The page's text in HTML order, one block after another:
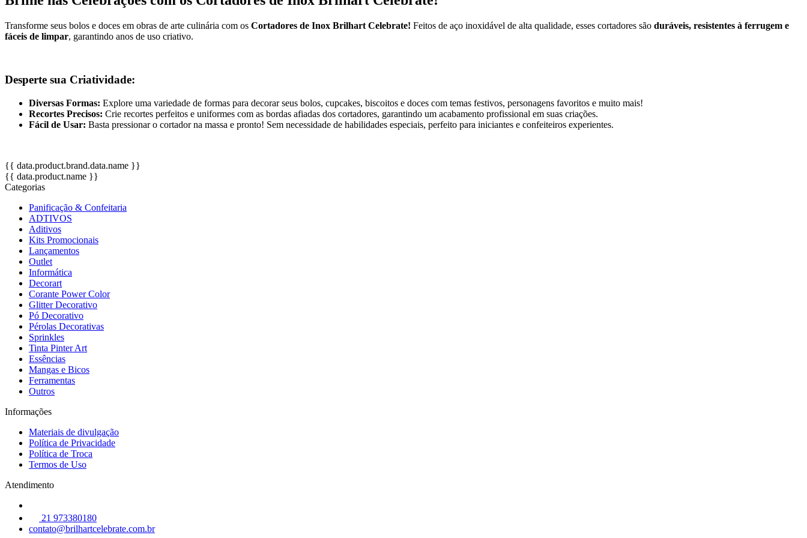
Transforme seus bolos e doces em obras de arte culinária com os Cortadores de Inox Brilhart Celebrate! Feitos de aço inoxidável de alta qualidade, esses cortadores são duráveis, resistentes à ferrugem e
fáceis de limpar, garantindo anos de uso criativo.
Desperte sua Criatividade:
Diversas Formas: Explore uma variedade de formas para decorar seus bolos, cupcakes, biscoitos e doces com temas festivos, personagens favoritos e muito mais!
Recortes Precisos: Crie recortes perfeitos e uniformes com as bordas afiadas dos cortadores, garantindo um acabamento profissional em suas criações.
Fácil de Usar: Basta pressionar o cortador na massa e pronto! Sem necessidade de habilidades especiais, perfeito para iniciantes e confeiteiros experientes.
{{ data.product.brand.data.name }}
{{ data.product.name }}
Categorias
Panificação & Confeitaria
ADTIVOS
Aditivos
Kits Promocionais
Lançamentos
Outlet
Informática
Decorart
Corante Power Color
Glitter Decorativo
Pó Decorativo
Pérolas Decorativas
Sprinkles
Tinta Pinter Art
Essências
Mangas e Bicos
Ferramentas
Outros
Informações
Materiais de divulgação
Política de Privacidade
Política de Troca
Termos de Uso
Atendimento
21 973380180
contato@brilhartcelebrate.com.br